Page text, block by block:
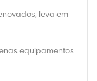
leva em
equipamentos